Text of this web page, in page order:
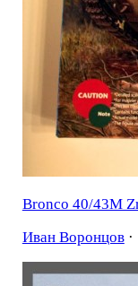
Bronco 40/43M
Иван Воронцов·